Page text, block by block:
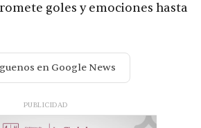
goles y emociones hasta
en Google News
PUBLICIDAD